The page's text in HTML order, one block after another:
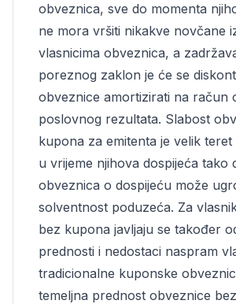
obveznica, sve do momenta
ne mora vršiti nikakve novčane
vlasnicima obveznica, a
poreznog zaklon je će se
obveznice amortizirati na račun
poslovnog rezultata. Slabost
kupona za emitenta je velik teret
u vrijeme njihova dospijeća tako
obveznica o dospijeću može
solventnost poduzeća. Za
bez kupona javljaju se također
prednosti i nedostaci naspram
tradicionalne kuponske
temeljna prednost obveznice